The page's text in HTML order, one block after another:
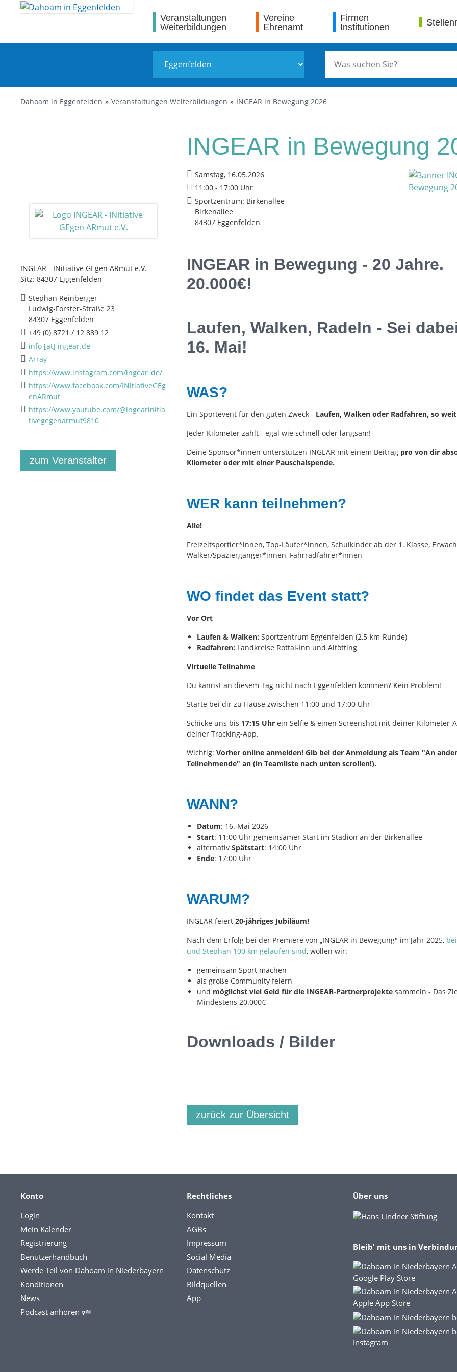
Veranstaltungen
Weiterbildungen
Vereine
Ehrenamt
Firmen
Institutionen
Dahoam in Eggenfelden Veranstaltungen Weiterbildungen INGEAR in Bewegung 2026
INGEAR - INitiative GEgen ARmut e.V.
Sitz: 84307 Eggenfelden
Stephan Reinberger
Ludwig-Forster-Straße 23
84307 Eggenfelden
+49 (0) 8721 / 12 889 12
info [at] ingear.de
Array
https://www.instagram.com/ingear_de/
https://www.facebook.com/INitiativeGEg
enARmut
https://www.youtube.com/@ingearinitia
tivegegenarmut9810
zum Veranstalter
INGEAR in Bewegung
Samstag, 16.05.2026
11:00 - 17:00 Uhr
Sportzentrum: Birkenallee
Birkenallee
84307 Eggenfelden
INGEAR in Bewegung - 20 Jahre.
20.000€!
Laufen, Walken, Radeln - Sei
16. Mai!
WAS?
Ein Sportevent für den guten Zweck - Laufen, Walken oder Radfahren, so weit
Jeder Kilometer zählt - egal wie schnell oder langsam!
Deine Sponsor*innen unterstützen INGEAR mit einem Beitrag pro von dir
Kilometer oder mit einer Pauschalspende.
WER kann teilnehmen?
Alle!
Freizeitsportler*innen, Top-Läufer*innen, Schulkinder ab der 1. Klasse,
Walker/Spaziergänger*innen, Fahrradfahrer*innen
WO findet das Event statt?
Vor Ort
Laufen & Walken: Sportzentrum Eggenfelden (2,5-km-Runde)
Radfahren: Landkreise Rottal-Inn und Altötting
Virtuelle Teilnahme
Du kannst an diesem Tag nicht nach Eggenfelden kommen? Kein Problem!
Starte bei dir zu Hause zwischen 11:00 und 17:00 Uhr
Schicke uns bis 17:15 Uhr ein Selfie & einen Screenshot mit deiner Kilometer-
deiner Tracking-App.
Wichtig: Vorher online anmelden! Gib bei der Anmeldung als Team "An
Teilnehmende" an (in Teamliste nach unten scrollen!).
WANN?
Datum: 16. Mai 2026
Start: 11:00 Uhr gemeinsamer Start im Stadion an der Birkenallee
alternativ Spätstart: 14:00 Uhr
Ende: 17:00 Uhr
WARUM?
INGEAR feiert 20-jähriges Jubiläum!
Nach dem Erfolg bei der Premiere von INGEAR in Bewegung" im Jahr 2025,
und Stephan 100 km gelaufen sind, wollen wir:
gemeinsam Sport machen
als große Community feiern
und möglichst viel Geld für die INGEAR-Partnerprojekte sammeln - Das
Mindestens 20.000€
Downloads / Bilder
zurück zur Übersicht
Konto
Login
Mein Kalender
Registrierung
Benutzerhandbuch
Werde Teil von Dahoam in Niederbayern
Konditionen
News
Podcast anhören 🕬
Rechtliches
Kontakt
AGBs
Impressum
Social Media
Datenschutz
Bildquellen
App
Über uns
Bleib' mit uns in